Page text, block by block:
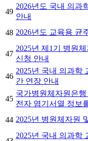
49
2026년도 국내 의과
안내
48 2026년도 교육용 균
47
2025년 제1기 병원
신청 안내
46
2025년 국내 의과학
간 연장 안내
45
국가병원체자원은
전자 염기서열 정보
44 2025년 병원체자원
2025년 국내 의과학